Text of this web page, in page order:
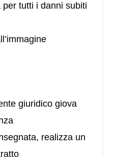
tutti i danni subiti
giuridico giova
realizza un